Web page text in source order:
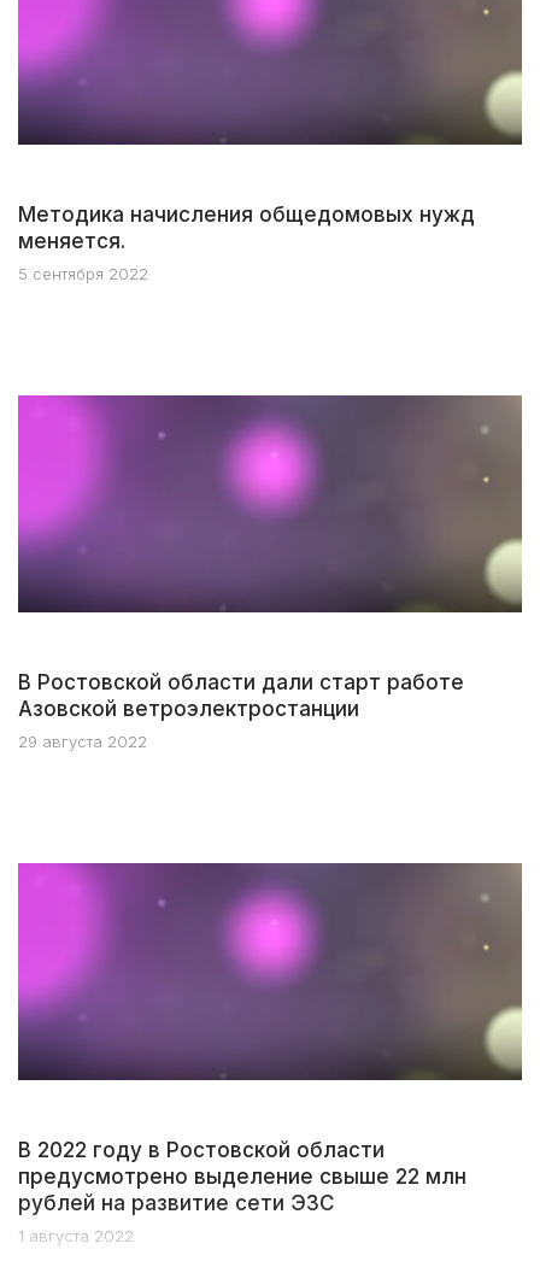
Методика начисления общедомовых нужд
меняется.
5 сентября 2022
В Ростовской области дали старт работе
Азовской ветроэлектростанции
29 августа 2022
В 2022 году в Ростовской области
предусмотрено выделение свыше 22 млн
рублей на развитие сети ЭЗС
1 августа 2022